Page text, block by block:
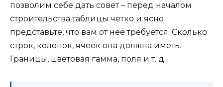
позволим себе дать совет – перед началом
строительства таблицы четко и ясно
представьте, что вам от нее требуется. Сколько
строк, колонок, ячеек она должна иметь.
Границы, цветовая гамма, поля и т. д.